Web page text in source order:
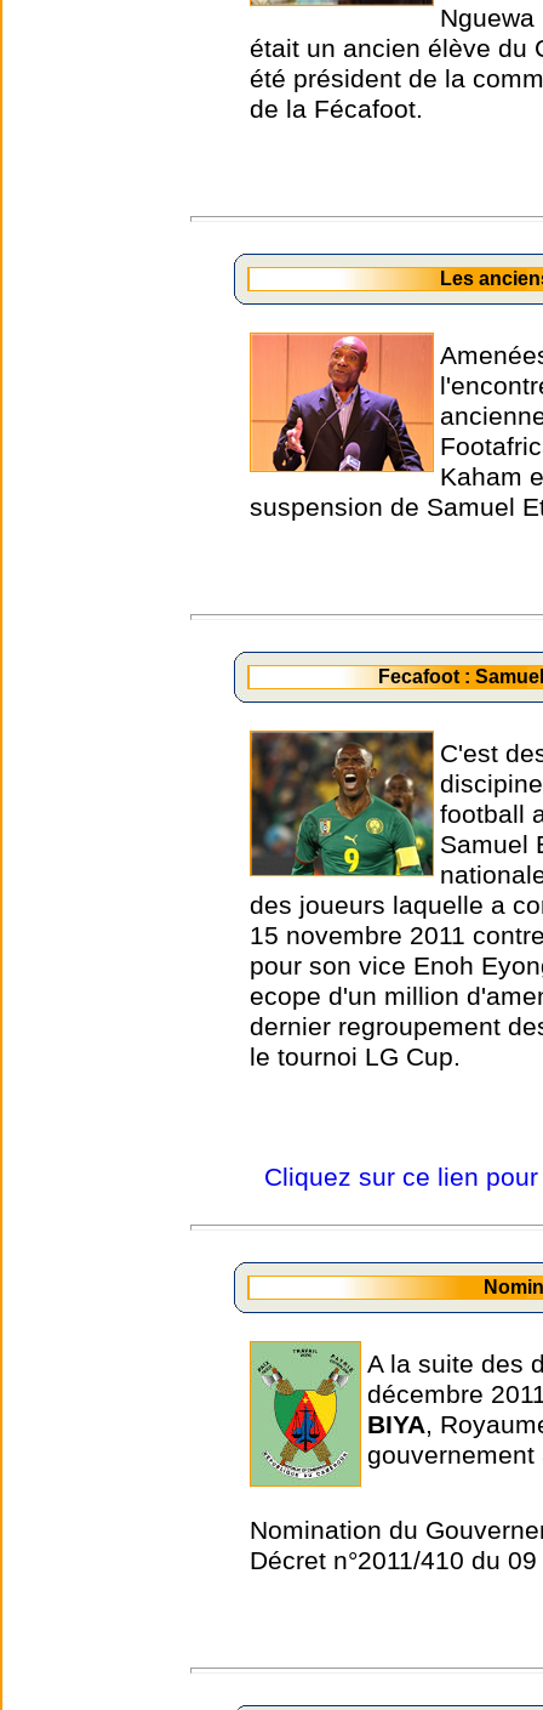
était un ancien élève du
été président de la
de la Fécafoot.
Les
Kaham
suspension de Samuel
Fecafoot :
C'est
football
Samuel
des joueurs laquelle a
15 novembre 2011
pour son vice Enoh
ecope d'un million
dernier regroupement
le tournoi LG Cup.
Cliquez sur ce lien
A la suite des
décembre
BIYA,
Nomination du
Décret n°2011/410 du